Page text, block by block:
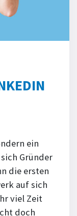
ein
Gründer
die ersten
auf sich
viel Zeit
doch